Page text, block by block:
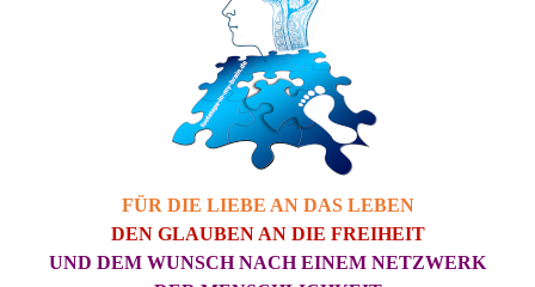
FÜR DIE LIEBE AN DAS LEBEN
DEN GLAUBEN AN DIE FREIHEIT
UND DEM WUNSCH NACH EINEM NETZWERK